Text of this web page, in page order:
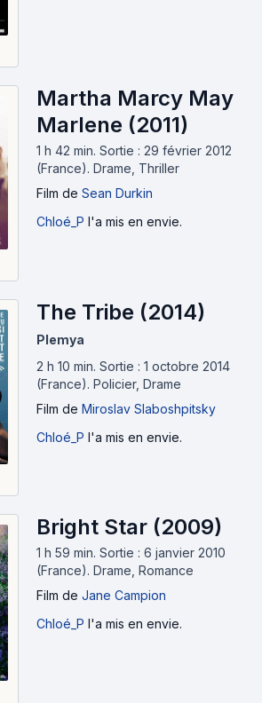
Martha Marcy May
Marlene (2011)
1 h 42 min. Sortie : 29 février 2012
(France). Drame, Thriller
Film de Sean Durkin
Chloé_P l'a mis en envie.
The Tribe (2014)
Plemya
2 h 10 min. Sortie : 1 octobre 2014
(France). Policier, Drame
Film de Miroslav Slaboshpitsky
Chloé_P l'a mis en envie.
Bright Star (2009)
1 h 59 min. Sortie : 6 janvier 2010
(France). Drame, Romance
Film de Jane Campion
Chloé_P l'a mis en envie.